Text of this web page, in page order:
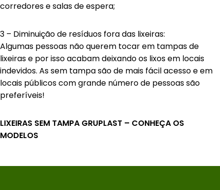
corredores e salas de espera;
3 – Diminuição de resíduos fora das lixeiras:
Algumas pessoas não querem tocar em tampas de
lixeiras e por isso acabam deixando os lixos em locais
indevidos. As sem tampa são de mais fácil acesso e em
locais públicos com grande número de pessoas são
preferíveis!
LIXEIRAS SEM TAMPA GRUPLAST – CONHEÇA OS
MODELOS